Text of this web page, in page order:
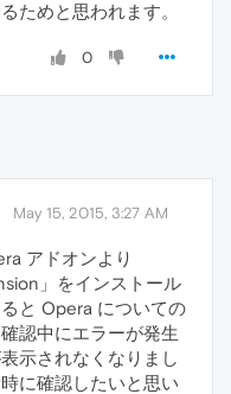
ためと思われます。
0
May 15, 2015, 3:27 AM
アドオンより
」をインストール
と Opera についての
認中にエラーが発生
示されなくなりまし
に確認したいと思い